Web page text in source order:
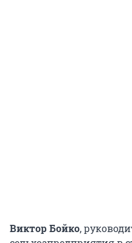
Виктор Бойко,